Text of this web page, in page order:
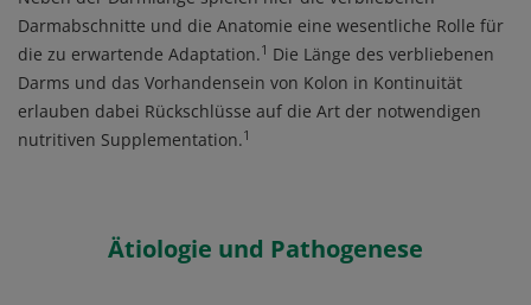
Darmabschnitte und die Anatomie eine wesentliche Rolle für
die zu erwartende Adaptation.1 Die Länge des verbliebenen
Darms und das Vorhandensein von Kolon in Kontinuität
erlauben dabei Rückschlüsse auf die Art der notwendigen
nutritiven Supplementation.1
Ätiologie und Pathogenese